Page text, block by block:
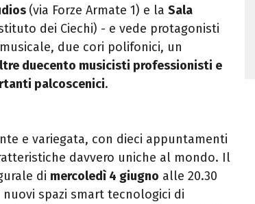
(via Forze Armate 1) e la Sala
dei Ciechi) - e vede protagonisti
due cori polifonici, un
duecento musicisti professionisti e
palcoscenici.
e variegata, con dieci appuntamenti
davvero uniche al mondo. Il
di mercoledì 4 giugno alle 20.30
spazi smart tecnologici di